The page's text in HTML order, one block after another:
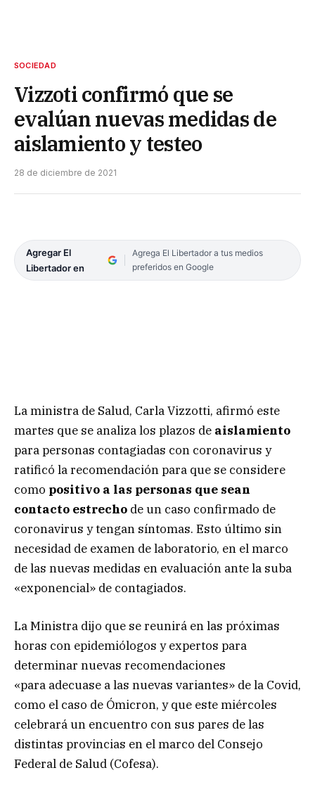
SOCIEDAD
Vizzoti confirmó que se
evalúan nuevas medidas de
aislamiento y testeo
28 de diciembre de 2021
Agregar El
Libertador en
Agrega El Libertador a tus medios
preferidos en Google
La ministra de Salud, Carla Vizzotti, afirmó este
martes que se analiza los plazos de aislamiento
para personas contagiadas con coronavirus y
ratificó la recomendación para que se considere
como positivo a las personas que sean
contacto estrecho de un caso confirmado de
coronavirus y tengan síntomas. Esto último sin
necesidad de examen de laboratorio, en el marco
de las nuevas medidas en evaluación ante la suba
«exponencial» de contagiados.
La Ministra dijo que se reunirá en las próximas
horas con epidemiólogos y expertos para
determinar nuevas recomendaciones
«para adecuase a las nuevas variantes» de la Covid,
como el caso de Ómicron, y que este miércoles
celebrará un encuentro con sus pares de las
distintas provincias en el marco del Consejo
Federal de Salud (Cofesa).